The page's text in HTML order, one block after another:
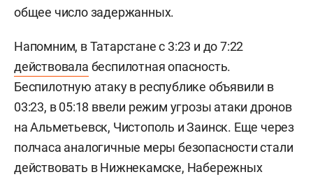
общее число задержанных.
Напомним, в Татарстане с 3:23 и до 7:22
действовала беспилотная опасность.
Беспилотную атаку в республике объявили в
03:23, в 05:18 ввели режим угрозы атаки дронов
на Альметьевск, Чистополь и Заинск. Еще через
полчаса аналогичные меры безопасности стали
действовать в Нижнекамске, Набережных